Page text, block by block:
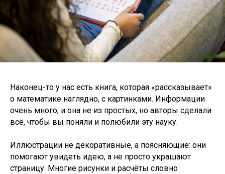
Наконец-то у нас есть книга, которая «рассказывает»
о математике наглядно, с картинками. Информации
очень много, и она не из простых, но авторы сделали
всё, чтобы вы поняли и полюбили эту науку.
Иллюстрации не декоративные, а поясняющие: они
помогают увидеть идею, а не просто украшают
страницу. Многие рисунки и расчёты словно